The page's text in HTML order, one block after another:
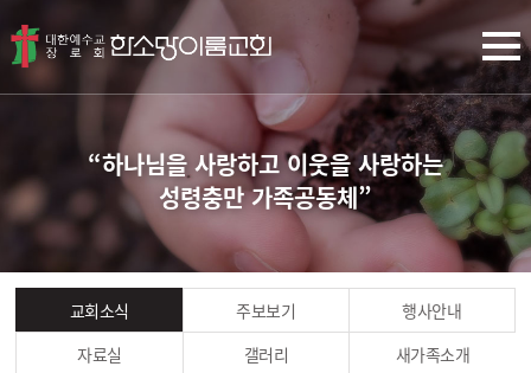
“하나님을 사랑하고 이웃을 사랑하는
성령충만 가족공동체”
교회소식 주보보기
행사안내
자료실
갤러리
새가족소개